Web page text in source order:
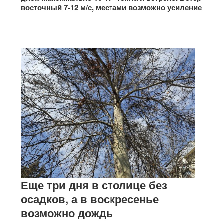
восточный 7-12 м/с, местами возможно усиление
Еще три дня в столице без
осадков, а в воскресенье
возможно дождь